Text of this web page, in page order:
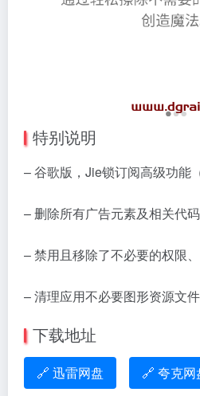
特别说明
– 谷歌版，Jie锁订阅高级功能
– 删除所有广告元素及相关代
– 禁用且移除了不必要的权限
– 清理应用不必要图形资源文
下载地址
🔗 迅雷网盘 🔗 夸克网